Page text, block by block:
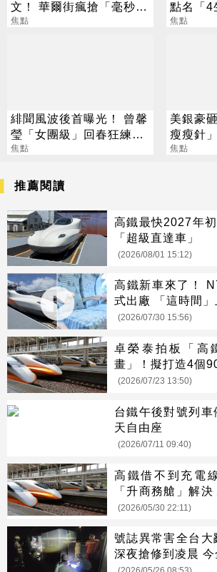
文！ 華爾街瘋搶「毫秒優
勢」引熱議
焦點
點名「4
大翻身
焦點
緋聞風波後首曝光！ 曾馨
瑩「女團級」回春狂練舞
郭董獨自公園散步
焦點
美銀豪
瘦瘦針
項值得的
焦點
推薦閱讀
高鐵最快2027年
「超級直達車」
(2026/08/01 15:12)
高鐵新車來了！
式出廠 「這時間」
(2026/07/30 15:56)
卓榮泰拍板「高
畫」！擬打造4個
(2026/07/23 13:50)
台鐵午後對號列車
天自由座
(2026/07/11 09:40)
高鐵借不到充電
「升商務艙」解決
人
(2026/05/30 22:11)
號誌異常害全台大
深夜搶修到凌晨